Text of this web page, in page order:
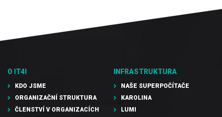
O IT4I
KDO JSME
ORGANIZAČNÍ STRUKTURA
ČLENSTVÍ V ORGANIZACÍCH
INFRASTRUKTURA
NAŠE SUPERPOČÍTAČE
KAROLINA
LUMI